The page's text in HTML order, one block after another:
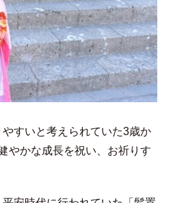
すいと考えられていた3歳か
やかな成長を祝い、お祈りす